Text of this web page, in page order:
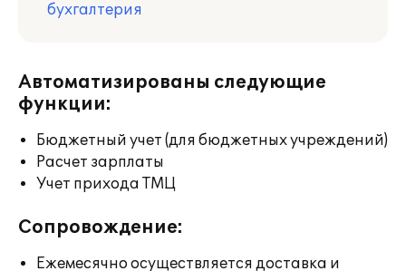
бухгалтерия
Автоматизированы следующие
функции:
Бюджетный учет (для бюджетных учреждений)
Расчет зарплаты
Учет прихода ТМЦ
Сопровождение:
Ежемесячно осуществляется доставка и